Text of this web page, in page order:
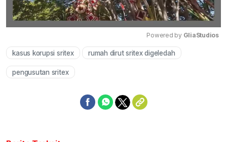
Powered by GliaStudios
kasus korupsi sritex rumah dirut sritex digeledah
pengusutan sritex